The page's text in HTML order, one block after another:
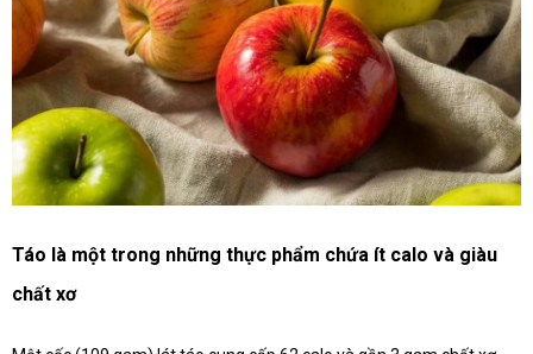
Táo là một trong những thực phẩm chứa ít calo và giàu
chất xơ